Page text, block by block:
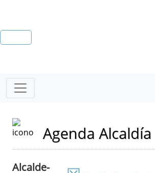
Agenda Alcaldía
Alcalde-